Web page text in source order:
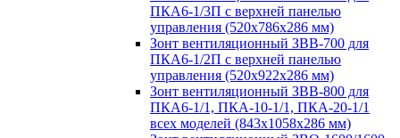
ПКА6-1/3П с верхней панелью
управления (520х786х286 мм)
Зонт вентиляционный ЗВВ-700 для
ПКА6-1/2П с верхней панелью
управления (520х922х286 мм)
Зонт вентиляционный ЗВВ-800 для
ПКА6-1/1, ПКА-10-1/1, ПКА-20-1/1
всех моделей (843х1058х286 мм)